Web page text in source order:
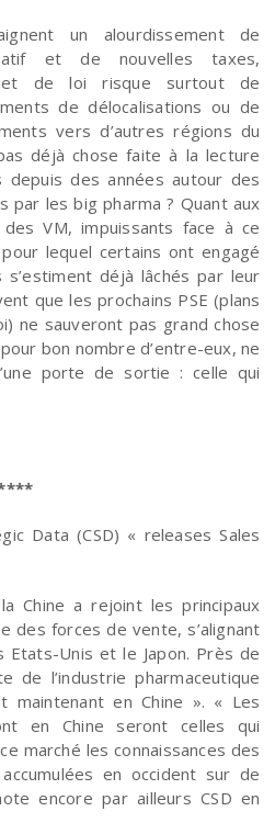
un alourdissement de
et de nouvelles taxes,
de loi risque surtout de
de délocalisations ou de
vers d’autres régions du
déjà chose faite à la lecture
des années autour des
par les big pharma ? Quant aux
VM, impuissants face à ce
lequel certains ont engagé
déjà lâchés par leur
que les prochains PSE (plans
ne sauveront pas grand chose
bon nombre d’entre-eux, ne
porte de sortie : celle qui
Data (CSD) « releases Sales
Chine a rejoint les principaux
des forces de vente, s’alignant
Unis et le Japon. Près de
de l’industrie pharmaceutique
maintenant en Chine ». « Les
en Chine seront celles qui
marché les connaissances des
en occident sur de
encore par ailleurs CSD en